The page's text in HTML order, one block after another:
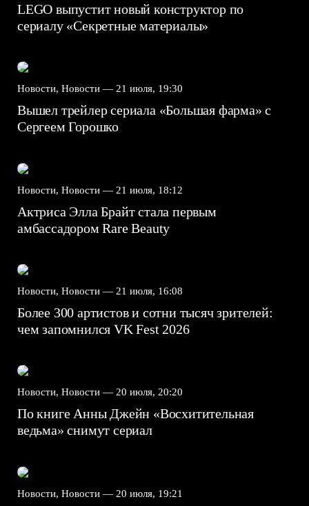
LEGO выпустит новый конструктор по
сериалу «Секретные материалы»
Новости, Новости — 21 июля, 19:30
Вышел трейлер сериала «Большая фарма» с
Сергеем Горошко
Новости, Новости — 21 июля, 18:12
Актриса Элла Брайт стала первым
амбассадором Rare Beauty
Новости, Новости — 21 июля, 16:08
Более 300 артистов и сотни тысяч зрителей:
чем запомнился VK Fest 2026
Новости, Новости — 20 июля, 20:20
По книге Анны Джейн «Восхитительная
ведьма» снимут сериал
Новости, Новости — 20 июля, 19:21